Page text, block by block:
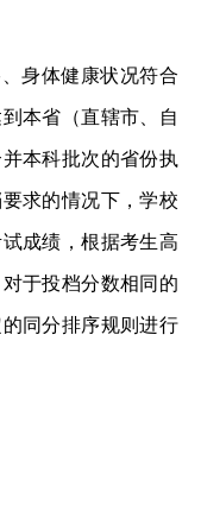
身体健康状况符合
本省（直辖市、自
本科批次的省份执
求的情况下，学校
成绩，根据考生高
于投档分数相同的
同分排序规则进行